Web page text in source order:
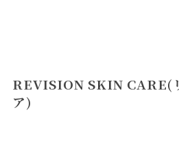
REVISION SKIN CARE(
ア)